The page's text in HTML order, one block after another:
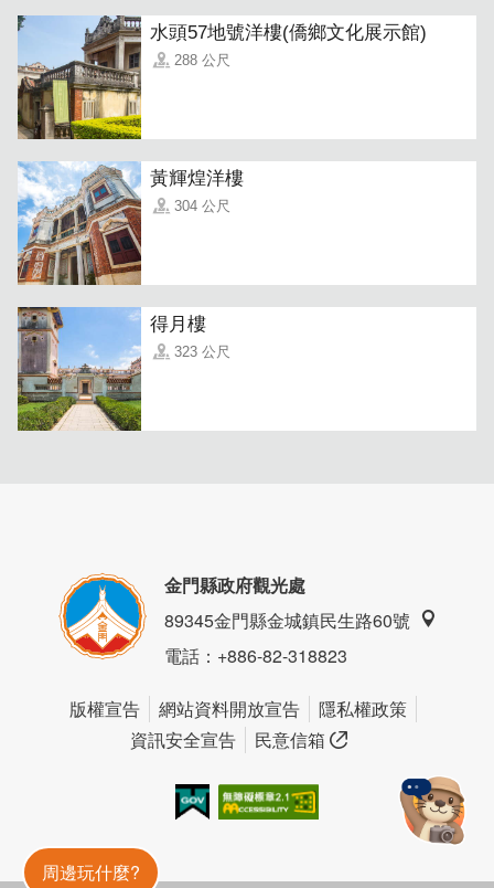
水頭57地號洋樓(僑鄉文化展示館)
288 公尺
黃輝煌洋樓
304 公尺
得月樓
323 公尺
金門縣政府觀光處
89345金門縣金城鎮民生路60號
電話：+886-82-318823
版權宣告 網站資料開放宣告
隱私權政策
資訊安全宣告
民意信箱
周邊玩什麼?